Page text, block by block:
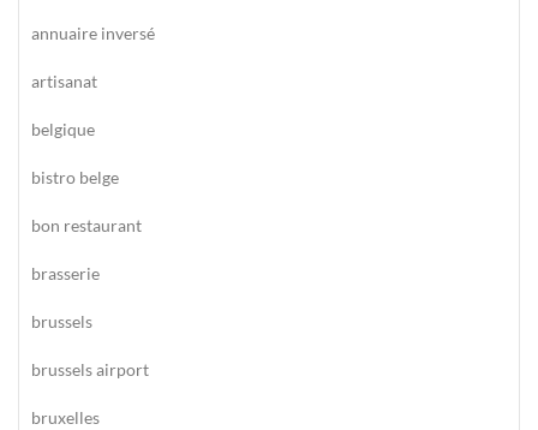
annuaire inversé
artisanat
belgique
bistro belge
bon restaurant
brasserie
brussels
brussels airport
bruxelles